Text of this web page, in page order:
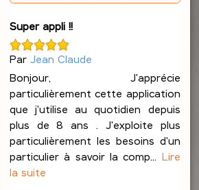
Super appli !!
Par Jean Claude
Bonjour, J'apprécie
particulièrement cette application
que j'utilise au quotidien depuis
plus de 8 ans . J'exploite plus
particulièrement les besoins d'un
particulier à savoir la comp... Lire
la suite